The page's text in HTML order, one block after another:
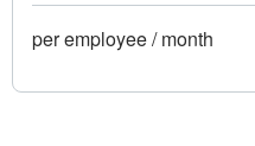
per employee / month